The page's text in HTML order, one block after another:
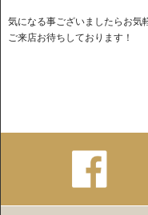
気になる事ございましたらお気
ご来店お待ちしております！